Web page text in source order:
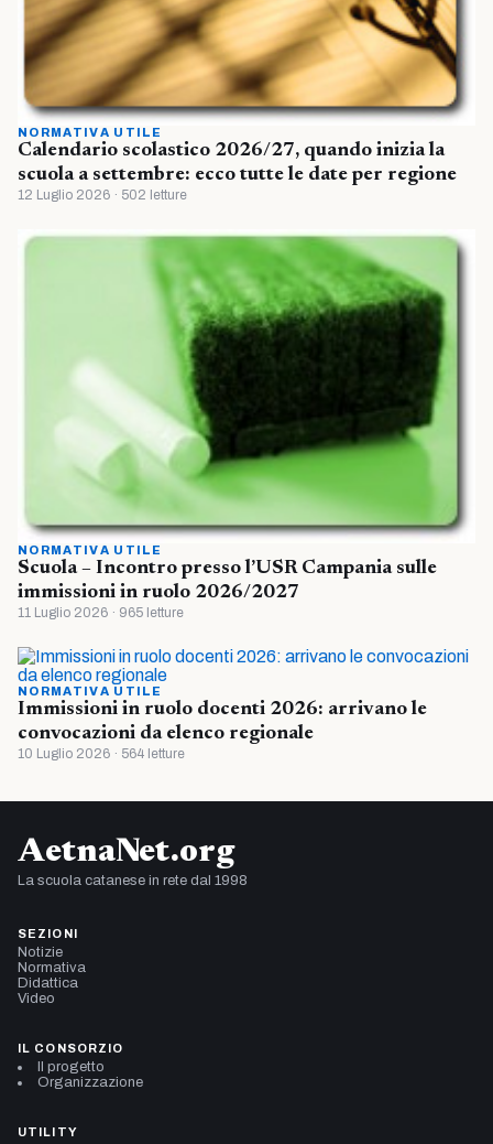
NORMATIVA UTILE
Calendario scolastico 2026/27, quando inizia la
scuola a settembre: ecco tutte le date per regione
12 Luglio 2026 · 502 letture
NORMATIVA UTILE
Scuola – Incontro presso l’USR Campania sulle
immissioni in ruolo 2026/2027
11 Luglio 2026 · 965 letture
NORMATIVA UTILE
Immissioni in ruolo docenti 2026: arrivano le
convocazioni da elenco regionale
10 Luglio 2026 · 564 letture
AetnaNet.org
La scuola catanese in rete dal 1998
SEZIONI
Notizie
Normativa
Didattica
Video
IL CONSORZIO
Il progetto
Organizzazione
UTILITY